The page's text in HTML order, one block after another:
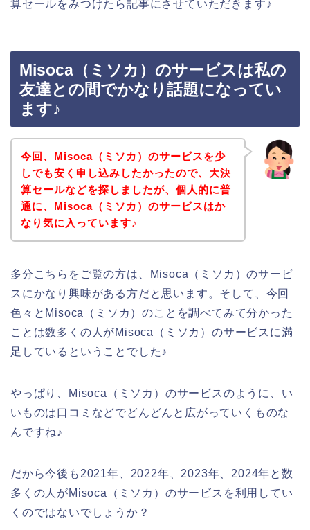
算セールをみつけたら記事にさせていただきます♪
Misoca（ミソカ）のサービスは私の
友達との間でかなり話題になってい
ます♪
今回、Misoca（ミソカ）のサービスを少
しでも安く申し込みしたかったので、大決
算セールなどを探しましたが、個人的に普
通に、Misoca（ミソカ）のサービスはか
なり気に入っています♪
多分こちらをご覧の方は、Misoca（ミソカ）のサービ
スにかなり興味がある方だと思います。そして、今回
色々とMisoca（ミソカ）のことを調べてみて分かった
ことは数多くの人がMisoca（ミソカ）のサービスに満
足しているということでした♪
やっぱり、Misoca（ミソカ）のサービスのように、い
いものは口コミなどでどんどんと広がっていくものな
んですね♪
だから今後も2021年、2022年、2023年、2024年と数
多くの人がMisoca（ミソカ）のサービスを利用してい
くのではないでしょうか？